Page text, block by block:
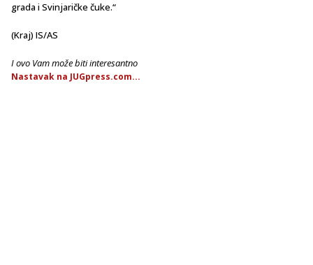
grada i Svinjaričke čuke.“
(Kraj) IS/AS
I ovo Vam može biti interesantno
Nastavak na JUGpress.com...